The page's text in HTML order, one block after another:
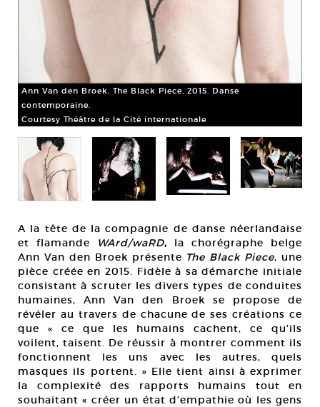
Ann Van den Broek, The Black Piece, 2015. Danse
contemporaine.
Courtesy Théâtre de la Cité internationale
A la tête de la compagnie de danse néerlandaise
et flamande
WArd/waRD, la chorégraphe belge
Ann Van den Broek présente The Black Piece, une
pièce créée en 2015. Fidèle à sa démarche initiale
consistant à scruter les divers types de conduites
humaines, Ann Van den Broek se propose de
révéler au travers de chacune de ses créations ce
que « ce que les humains cachent, ce qu’ils
voilent, taisent. De réussir à montrer comment ils
fonctionnent les uns avec les autres, quels
masques ils portent. » Elle tient ainsi à exprimer
la complexité des rapports humains tout en
souhaitant « créer un état d’empathie où les gens